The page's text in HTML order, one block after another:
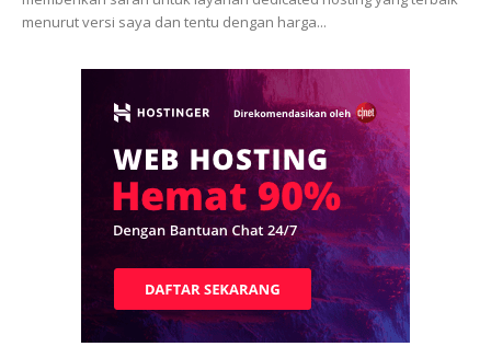
menurut versi saya dan tentu dengan harga...